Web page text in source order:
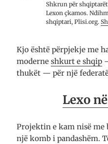
Shkrun për
Lexon çkamos.
shqip­tari, Plisi.org.
Kjo është përpjekje me
moderneshkurt e shqip
thukët — për një
Lexo
Projektin e kam nisë me
një komb i pandashëm.